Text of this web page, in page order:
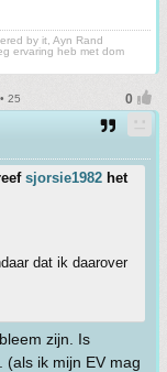
by it, Ayn Rand
ervaring heb met dom
25
sjorsie1982 het
dat ik daarover
zijn. Is
(als ik mijn EV mag